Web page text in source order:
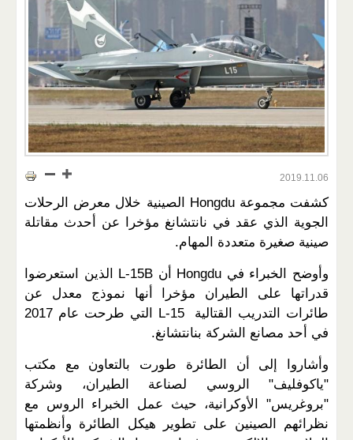
2019.11.06
كشفت مجموعة Hongdu الصينية خلال معرض الرحلات
الجوية الذي عقد في نانتشانغ مؤخرا عن أحدث مقاتلة
صينية صغيرة متعددة المهام.
وأوضح الخبراء في Hongdu أن L-15B الذين استعرضوا
قدراتها على الطيران مؤخرا أنها نموذج معدل عن
طائرات التدريب القتالية L-15 التي طرحت عام 2017
في أحد مصانع الشركة بنانتشانغ.
وأشاروا إلى أن الطائرة طورت بالتعاون مع مكتب
"ياكوفليف" الروسي لصناعة الطيران، وشركة
"بروغريس" الأوكرانية، حيث عمل الخبراء الروس مع
نظرائهم الصينين على تطوير هيكل الطائرة وأنظمتها